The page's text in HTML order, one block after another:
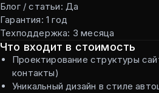
Блог / статьи: Да
Гарантия: 1 год
Техподдержка: 3 месяца
Что входит в стоимость
Проектирование структуры
контакты)
Уникальный дизайн в стиле